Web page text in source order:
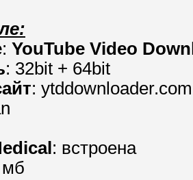
: YouTube Video
: 32bit + 64bit
: ytddownloader.com
: встроена
мб